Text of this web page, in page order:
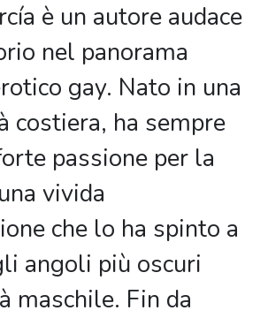
è un autore audace
nel panorama
gay. Nato in una
costiera, ha sempre
passione per la
vivida
che lo ha spinto a
angoli più oscuri
maschile. Fin da